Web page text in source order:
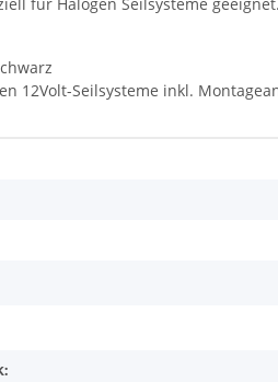
12Volt-Seilsysteme inkl.